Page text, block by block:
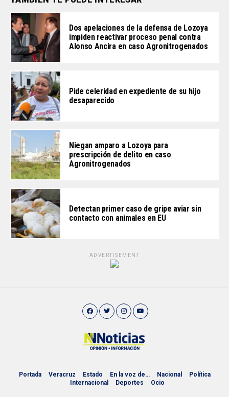
Dos apelaciones de la defensa de Lozoya
impiden reactivar proceso penal contra
Alonso Ancira en caso Agronitrogenados
Pide celeridad en expediente de su hijo
desaparecido
Niegan amparo a Lozoya para
prescripción de delito en caso
Agronitrogenados
Detectan primer caso de gripe aviar sin
contacto con animales en EU
ADVERTISEMENT
Portada Veracruz Estado En la voz de… Nacional
Política
Internacional
Deportes Ocio